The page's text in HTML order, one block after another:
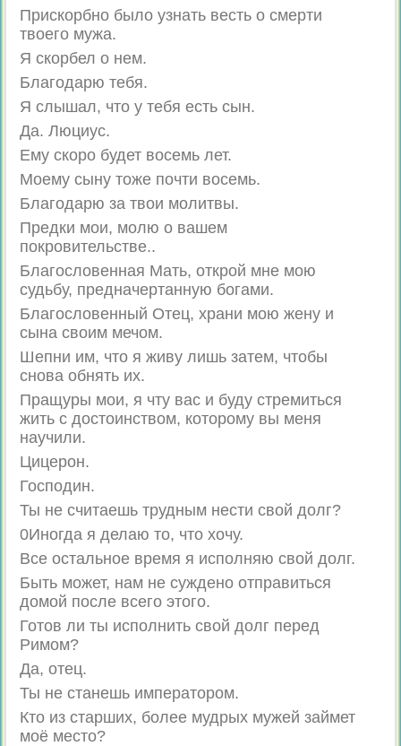
Прискорбно было узнать весть о смерти
твоего мужа.
Я скорбел о нем.
Благодарю тебя.
Я слышал, что у тебя есть сын.
Да. Люциус.
Ему скоро будет восемь лет.
Моему сыну тоже почти восемь.
Благодарю за твои молитвы.
Предки мои, молю о вашем
покровительстве..
Благословенная Мать, открой мне мою
судьбу, предначертанную богами.
Благословенный Отец, храни мою жену и
сына своим мечом.
Шепни им, что я живу лишь затем, чтобы
снова обнять их.
Пращуры мои, я чту вас и буду стремиться
жить с достоинством, которому вы меня
научили.
Цицерон.
Господин.
Ты не считаешь трудным нести свой долг?
0Иногда я делаю то, что хочу.
Все остальное время я исполняю свой долг.
Быть может, нам не суждено отправиться
домой после всего этого.
Готов ли ты исполнить свой долг перед
Римом?
Да, отец.
Ты не станешь императором.
Кто из старших, более мудрых мужей займет
моё место?